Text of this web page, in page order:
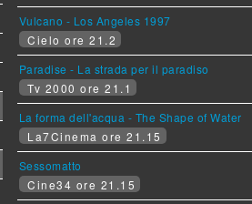
Vulcano - Los Angeles 1997
Cielo ore 21.2
Paradise - La strada per il paradiso
Tv 2000 ore 21.1
La forma dell'acqua - The Shape of Water
La7Cinema ore 21.15
Sessomatto
Cine34 ore 21.15